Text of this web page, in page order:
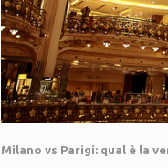
Milano vs Parigi: qual è la